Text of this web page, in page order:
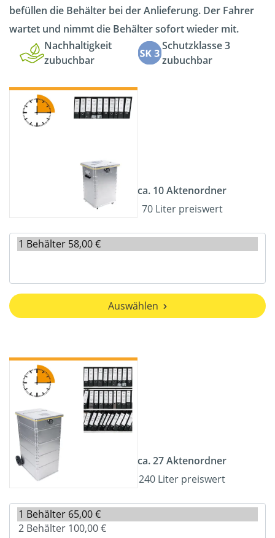
befüllen die Behälter bei der Anlieferung. Der Fahrer
wartet und nimmt die Behälter sofort wieder mit.
Nachhaltigkeit
zubuchbar
Schutzklasse 3
zubuchbar
ca. 10 Aktenordner
70 Liter preiswert
Auswählen
ca. 27 Aktenordner
240 Liter preiswert